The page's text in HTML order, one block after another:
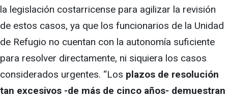
la legislación costarricense para agilizar la revisión
de estos casos, ya que los funcionarios de la Unidad
de Refugio no cuentan con la autonomía suficiente
para resolver directamente, ni siquiera los casos
considerados urgentes. “Los plazos de resolución
tan excesivos -de más de cinco años- demuestran